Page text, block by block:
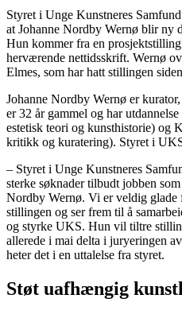
Styret i Unge Kunstneres
at Johanne Nordby Wernø blir ny
Hun kommer fra en prosjektstilling
herværende nettidsskrift. Wernø
Elmes, som har hatt stillingen
Johanne Nordby Wernø er
er 32 år gammel og har
estetisk teori og kunsthistorie) og
kritikk og kuratering). Styret i
– Styret i Unge Kunstneres
sterke søknader tilbudt jobben
Nordby Wernø. Vi er veldig glade
stillingen og ser frem til å
og styrke UKS. Hun vil tiltre
allerede i mai delta i juryeringen
heter det i en uttalelse fra styret.
Støt uafhængig